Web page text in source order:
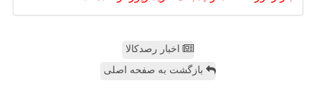
اخبار رصدکالا
بازگشت به صفحه اصلی